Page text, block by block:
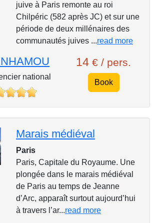
juive à Paris remonte au roi
Chilpéric (582 après JC) et sur une
période de deux millénaires des
communautés juives ...read more
national
14 € / pers.
Book
Marais médiéval
Paris
Paris, Capitale du Royaume. Une
plongée dans le marais médiéval
de Paris au temps de Jeanne
d’Arc, apparaît surtout aujourd’hui
à travers l’ar...read more